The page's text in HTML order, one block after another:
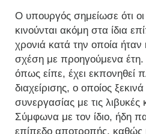
Ο υπουργός σημείωσε ότι
κινούνται ακόμη στα ίδια
χρονιά κατά την οποία
σχέση με προηγούμενα έτη.
όπως είπε, έχει εκπονηθεί
διαχείρισης, ο οποίος
συνεργασίας με τις λιβυκές
Σύμφωνα με τον ίδιο, ήδη
επίπεδο αποτροπής, καθώς